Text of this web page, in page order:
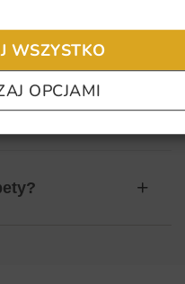
WSZYSTKO
OPCJAMI